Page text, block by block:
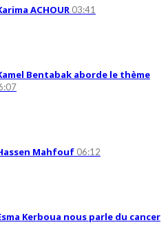
ACHOUR 03:41
Bentabak aborde le thème
Mahfouf 06:12
Kerboua nous parle du cancer